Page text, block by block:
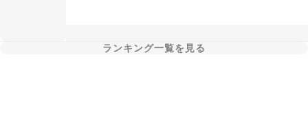
ランキング一覧を見る